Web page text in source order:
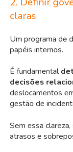
claras
Um programa de
papéis internos.
É fundamental
decisões
deslocamentos
gestão de
Sem essa
atrasos e